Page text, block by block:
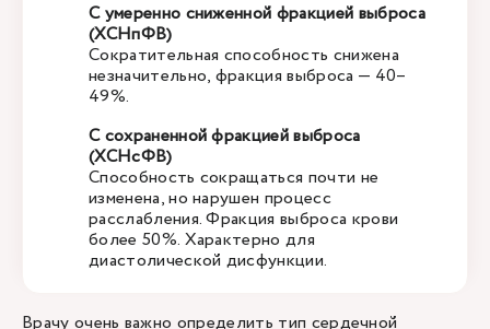
С умеренно сниженной фракцией выброса
(ХСНпФВ)
Сократительная способность снижена
незначительно, фракция выброса — 40–
49%.
С сохраненной фракцией выброса
(ХСНсФВ)
Способность сокращаться почти не
изменена, но нарушен процесс
расслабления. Фракция выброса крови
более 50%. Характерно для
диастолической дисфункции.
Врачу очень важно определить тип сердечной